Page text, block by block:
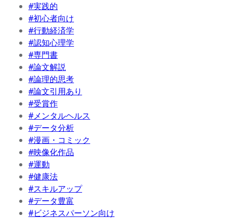
#実践的
#初心者向け
#行動経済学
#認知心理学
#専門書
#論文解説
#論理的思考
#論文引用あり
#受賞作
#メンタルヘルス
#データ分析
#漫画・コミック
#映像化作品
#運動
#健康法
#スキルアップ
#データ豊富
#ビジネスパーソン向け